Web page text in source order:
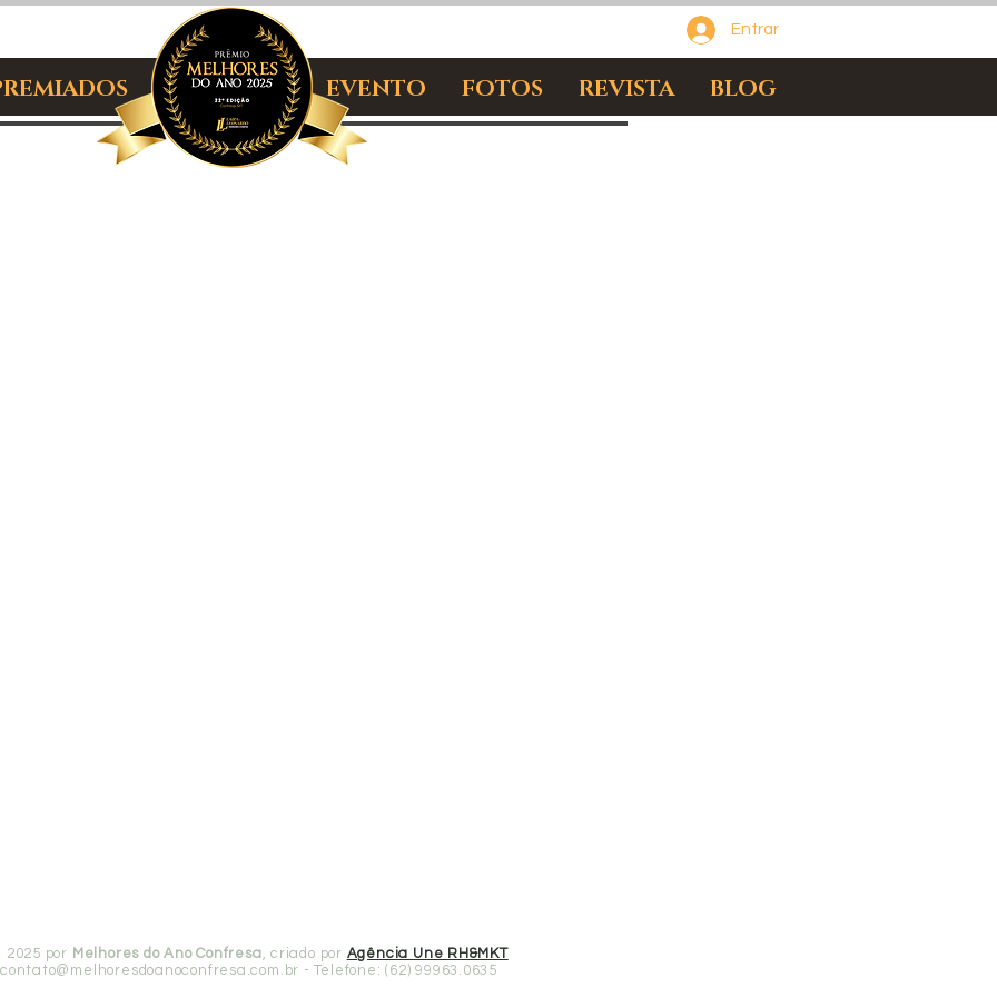
INICIALEIII EVENTO FOTOS REVISTA BLOG
Entrar
2025 por Melhores do Ano Confresa, criado por Agência Une RH&MKT
contato@melhoresdoanoconfresa.com.br - Telefone: (62) 99963.0635